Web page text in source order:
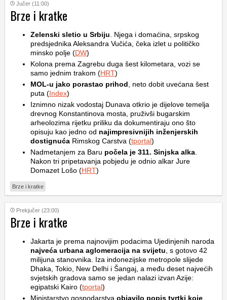
Jučer (11:00)
Brze i kratke
Zelenski sletio u Srbiju . Njega i domaćina, srpskog
predsjednika Aleksandra Vučića, čeka izlet u političko
minsko polje (DW)
Kolona prema Zagrebu duga šest kilometara, vozi se
samo jednim trakom (HRT)
MOL-u jako porastao prihod , neto dobit uvećana šest
puta (Index)
Iznimno nizak vodostaj Dunava otkrio je dijelove temelja
drevnog Konstantinova mosta, pruživši bugarskim
arheolozima rijetku priliku da dokumentiraju ono što
opisuju kao jedno od najimpresivnijih inženjerskih
dostignuća Rimskog Carstva (tportal)
Nadmetanjem za Baru počela je 311. Sinjska alka
Nakon tri pripetavanja pobjedu je odnio alkar Jure
Domazet Lošo (HRT)
Brze i kratke
Prekjučer (23:00)
Brze i kratke
Jakarta je prema najnovijim podacima Ujedinjenih naroda
najveća urbana aglomeracija na svijetu , s gotovo 42
milijuna stanovnika. Iza indonezijske metropole slijede
Dhaka, Tokio, New Delhi i Šangaj, a među deset najvećih
svjetskih gradova samo se jedan nalazi izvan Azije:
egipatski Kairo (tportal)
Ministarstvo gospodarstva objavilo popis tvrtki koje